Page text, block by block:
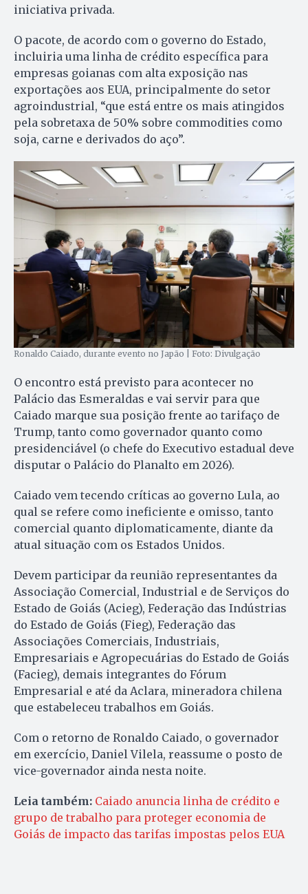
iniciativa privada.
O pacote, de acordo com o governo do Estado,
incluiria uma linha de crédito específica para
empresas goianas com alta exposição nas
exportações aos EUA, principalmente do setor
agroindustrial, “que está entre os mais atingidos
pela sobretaxa de 50% sobre commodities como
soja, carne e derivados do aço”.
Ronaldo Caiado, durante evento no Japão | Foto: Divulgação
O encontro está previsto para acontecer no
Palácio das Esmeraldas e vai servir para que
Caiado marque sua posição frente ao tarifaço de
Trump, tanto como governador quanto como
presidenciável (o chefe do Executivo estadual deve
disputar o Palácio do Planalto em 2026).
Caiado vem tecendo críticas ao governo Lula, ao
qual se refere como ineficiente e omisso, tanto
comercial quanto diplomaticamente, diante da
atual situação com os Estados Unidos.
Devem participar da reunião representantes da
Associação Comercial, Industrial e de Serviços do
Estado de Goiás (Acieg), Federação das Indústrias
do Estado de Goiás (Fieg), Federação das
Associações Comerciais, Industriais,
Empresariais e Agropecuárias do Estado de Goiás
(Facieg), demais integrantes do Fórum
Empresarial e até da Aclara, mineradora chilena
que estabeleceu trabalhos em Goiás.
Com o retorno de Ronaldo Caiado, o governador
em exercício, Daniel Vilela, reassume o posto de
vice-governador ainda nesta noite.
Leia também: Caiado anuncia linha de crédito e
grupo de trabalho para proteger economia de
Goiás de impacto das tarifas impostas pelos EUA